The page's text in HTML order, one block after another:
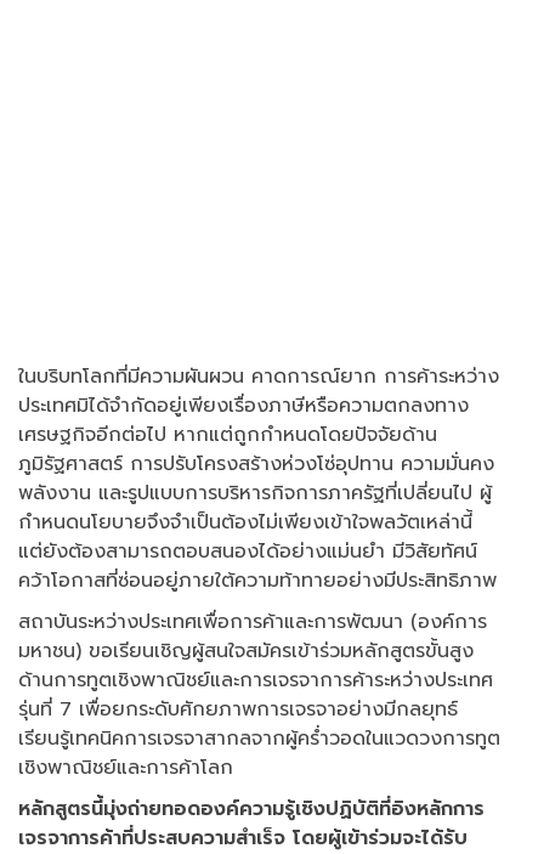
ในบริบทโลกที่มีความผันผวน คาดการณ์ยาก การค้าระหว่าง
ประเทศมิได้จำกัดอยู่เพียงเรื่องภาษีหรือความตกลงทาง
เศรษฐกิจอีกต่อไป หากแต่ถูกกำหนดโดยปัจจัยด้าน
ภูมิรัฐศาสตร์ การปรับโครงสร้างห่วงโซ่อุปทาน ความมั่นคง
พลังงาน และรูปแบบการบริหารกิจการภาครัฐที่เปลี่ยนไป ผู้
กำหนดนโยบายจึงจำเป็นต้องไม่เพียงเข้าใจพลวัตเหล่านี้
แต่ยังต้องสามารถตอบสนองได้อย่างแม่นยำ มีวิสัยทัศน์
คว้าโอกาสที่ซ่อนอยู่ภายใต้ความท้าทายอย่างมีประสิทธิภาพ
สถาบันระหว่างประเทศเพื่อการค้าและการพัฒนา (องค์การ
มหาชน) ขอเรียนเชิญผู้สนใจสมัครเข้าร่วมหลักสูตรขั้นสูง
ด้านการทูตเชิงพาณิชย์และการเจรจาการค้าระหว่างประเทศ
รุ่นที่ 7 เพื่อยกระดับศักยภาพการเจรจาอย่างมีกลยุทธ์
เรียนรู้เทคนิคการเจรจาสากลจากผู้คร่ำวอดในแวดวงการทูต
เชิงพาณิชย์และการค้าโลก
หลักสูตรนี้มุ่งถ่ายทอดองค์ความรู้เชิงปฏิบัติที่อิงหลักการ
เจรจาการค้าที่ประสบความสำเร็จ โดยผู้เข้าร่วมจะได้รับ